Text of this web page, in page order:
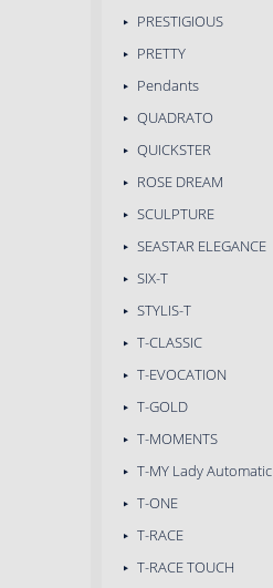
PRESTIGIOUS
PRETTY
Pendants
QUADRATO
QUICKSTER
ROSE DREAM
SCULPTURE
SEASTAR ELEGANCE
SIX-T
STYLIS-T
T-CLASSIC
T-EVOCATION
T-GOLD
T-MOMENTS
T-MY Lady Automatic
T-ONE
T-RACE
T-RACE TOUCH